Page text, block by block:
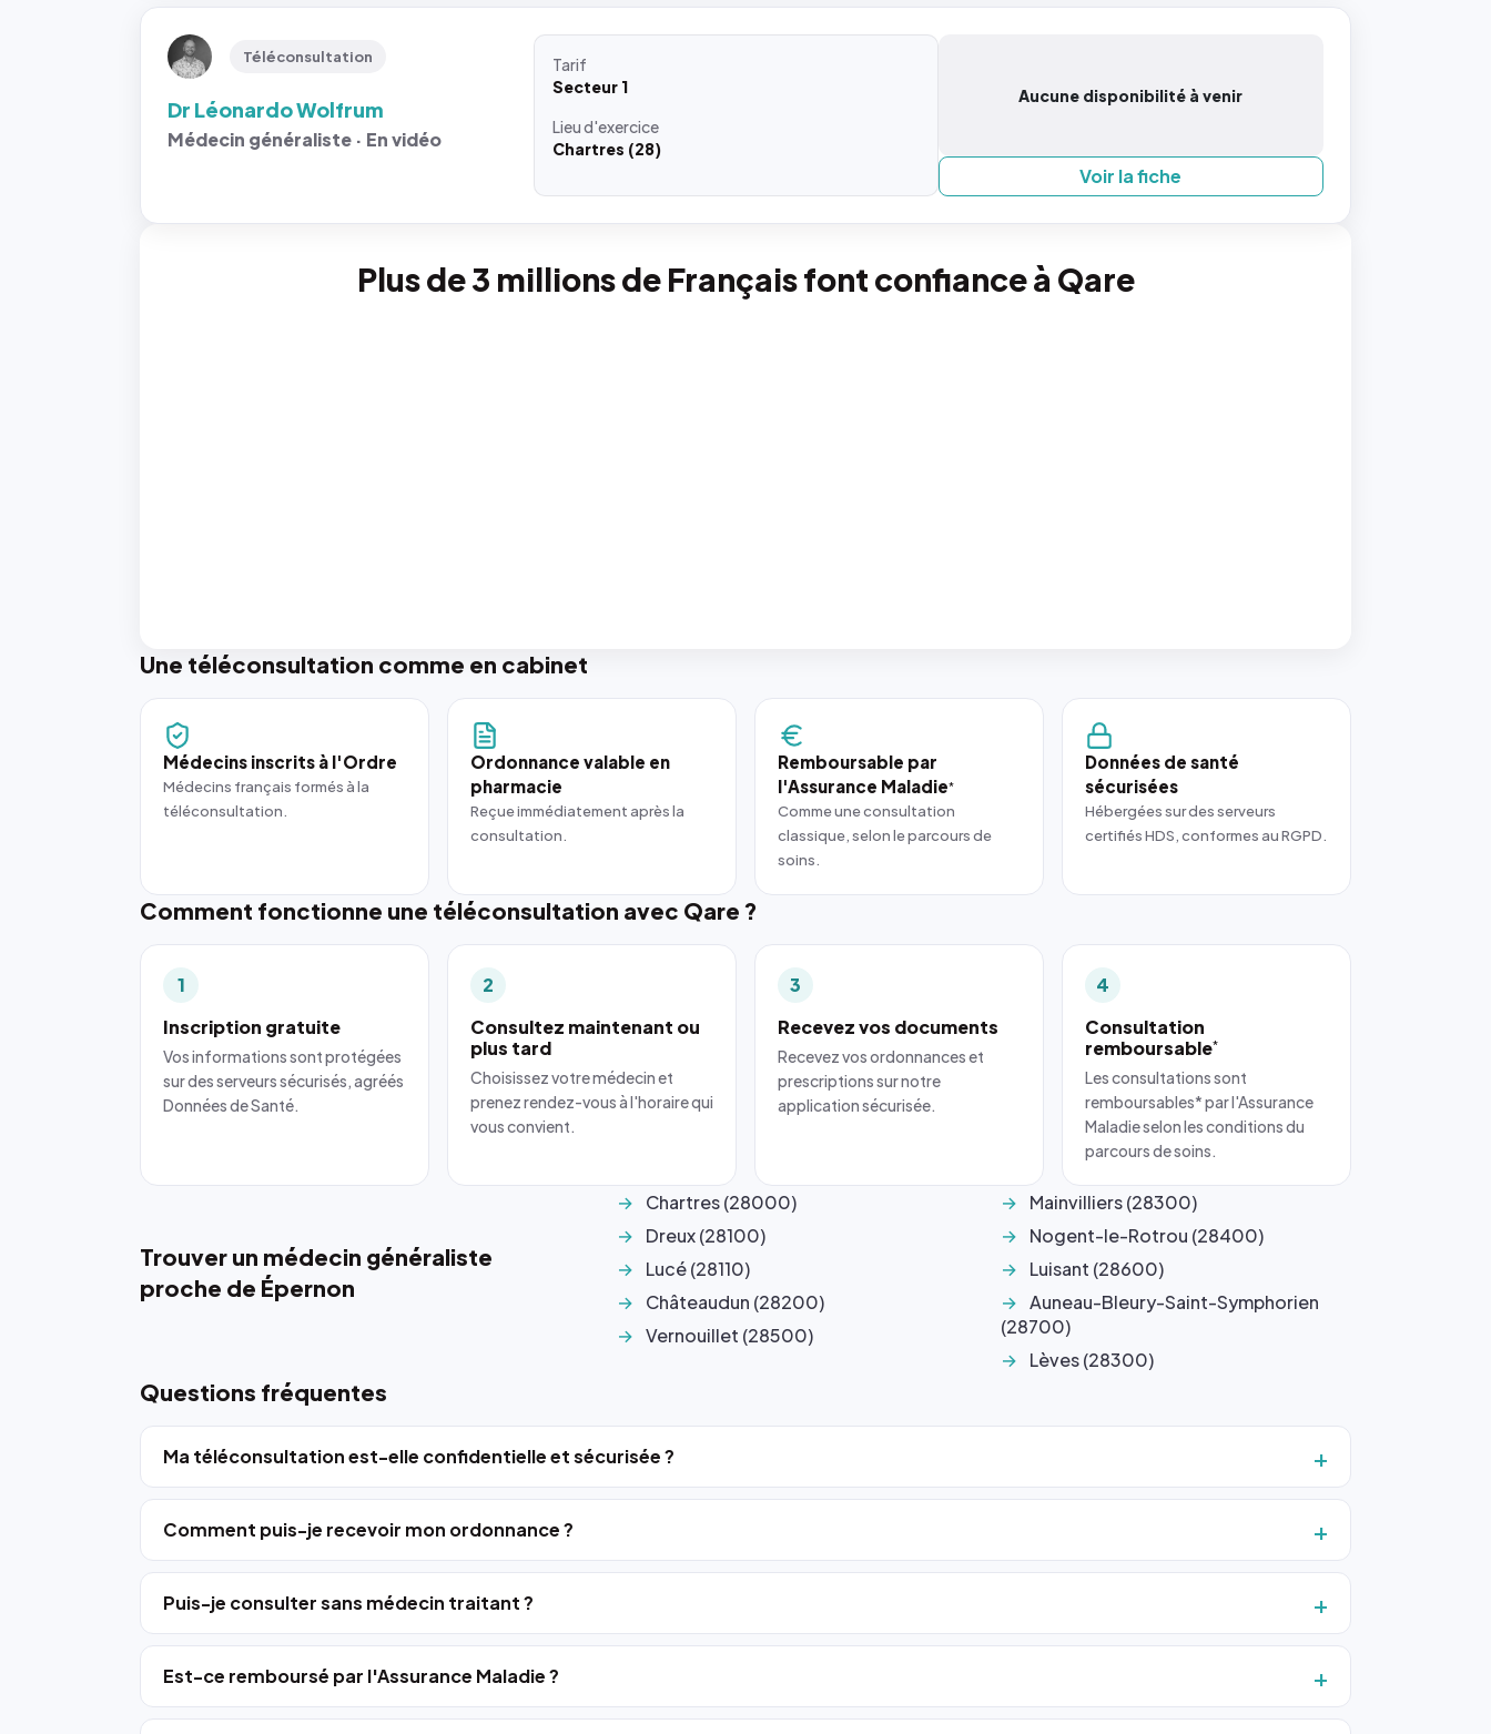
Téléconsultation
Dr Léonardo Wolfrum
Médecin généraliste · En vidéo
Tarif
Secteur 1
Lieud'exercice
Chartres (28)
Aucune disponibilité à venir
Voir la fiche
Plus de 3 millions de Français font confiance à Qare
Une téléconsultation comme en cabinet
Médecins inscrits à l'Ordre
Médecins français formés à la
téléconsultation.
Ordonnance valable en
pharmacie
Reçue immédiatement après la
consultation.
Remboursable par
l'Assurance Maladie*
Comme une consultation
classique, selon le parcours de
soins.
Données de santé
sécurisées
Hébergées sur des serveurs
certifiés HDS, conformes au RGPD.
Comment fonctionne une téléconsultation avec Qare ?
1
Inscription gratuite
Vos informations sont protégées
sur des serveurs sécurisés, agréés
Données de Santé.
2
Consultez maintenant ou
plus tard
Choisissez votre médecin et
prenez rendez-vous à l'horaire qui
vous convient.
3
Recevez vos documents
Recevez vos ordonnances et
prescriptions sur notre
application sécurisée.
4
Consultation
remboursable*
Les consultations sont
remboursables* par l'Assurance
Maladie selon les conditions du
parcours de soins.
Trouver un médecin généraliste
proche de Épernon
Chartres (28000)
Dreux (28100)
Lucé (28110)
Châteaudun (28200)
Vernouillet (28500)
Mainvilliers (28300)
Nogent-le-Rotrou (28400)
Luisant (28600)
Auneau-Bleury-Saint-Symphorien
(28700)
Lèves (28300)
Questions fréquentes
Ma téléconsultation est-elle confidentielle et sécurisée ?
Comment puis-je recevoir mon ordonnance ?
Puis-je consulter sans médecin traitant ?
Est-ce remboursé par l'Assurance Maladie ?